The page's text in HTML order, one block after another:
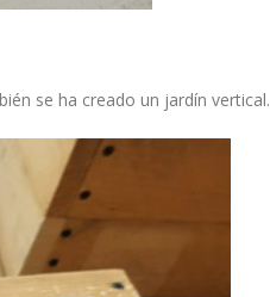
se ha creado un jardín vertical.